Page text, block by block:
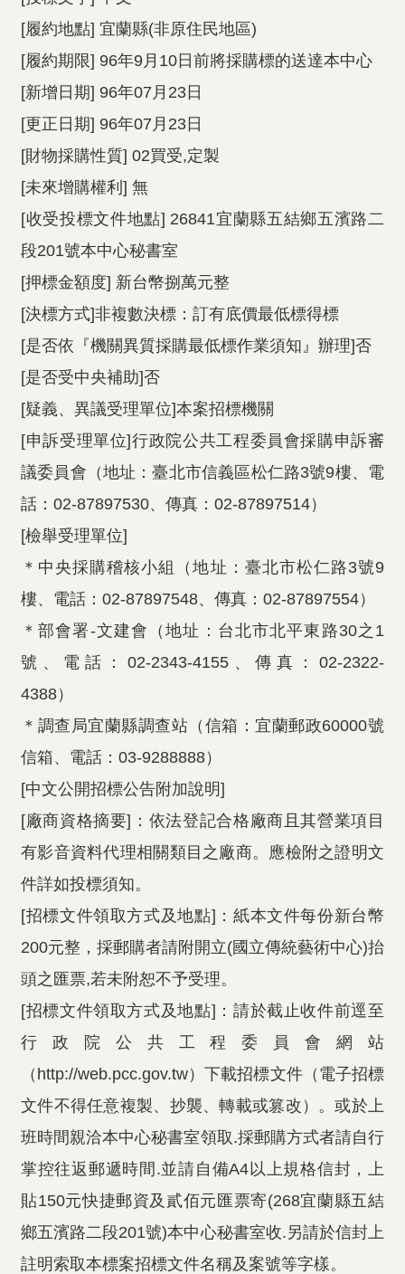
[履約地點] 宜蘭縣(非原住民地區)
[履約期限] 96年9月10日前將採購標的送達本中心
[新增日期] 96年07月23日
[更正日期] 96年07月23日
[財物採購性質] 02買受,定製
[未來增購權利] 無
[收受投標文件地點] 26841宜蘭縣五結鄉五濱路二
段201號本中心秘書室
[押標金額度] 新台幣捌萬元整
[決標方式]非複數決標：訂有底價最低標得標
[是否依『機關異質採購最低標作業須知』辦理]否
[是否受中央補助]否
[疑義、異議受理單位]本案招標機關
[申訴受理單位]行政院公共工程委員會採購申訴審
議委員會（地址：臺北市信義區松仁路3號9樓、電
話：02-87897530、傳真：02-87897514）
[檢舉受理單位]
＊中央採購稽核小組（地址：臺北市松仁路3號9
樓、電話：02-87897548、傳真：02-87897554）
＊部會署-文建會（地址：台北市北平東路30之1
號、電話：02-2343-4155、傳真：02-2322-
4388）
＊調查局宜蘭縣調查站（信箱：宜蘭郵政60000號
信箱、電話：03-9288888）
[中文公開招標公告附加說明]
[廠商資格摘要]：依法登記合格廠商且其營業項目
有影音資料代理相關類目之廠商。應檢附之證明文
件詳如投標須知。
[招標文件領取方式及地點]：紙本文件每份新台幣
200元整，採郵購者請附開立(國立傳統藝術中心)抬
頭之匯票,若未附恕不予受理。
[招標文件領取方式及地點]：請於截止收件前逕至
行政院公共工程委員會網站
（http://web.pcc.gov.tw）下載招標文件（電子招標
文件不得任意複製、抄襲、轉載或篡改）。或於上
班時間親洽本中心秘書室領取.採郵購方式者請自行
掌控往返郵遞時間.並請自備A4以上規格信封，上
貼150元快捷郵資及貳佰元匯票寄(268宜蘭縣五結
鄉五濱路二段201號)本中心秘書室收.另請於信封上
註明索取本標案招標文件名稱及案號等字樣。